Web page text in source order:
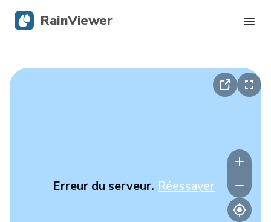
Erreur du serveur. Réessayer
RainViewer